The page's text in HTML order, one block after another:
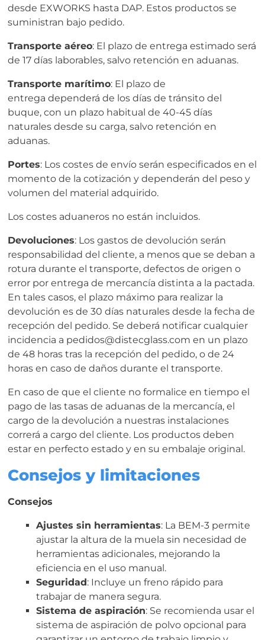
desde EXWORKS hasta DAP. Estos productos se
suministran bajo pedido.
Transporte aéreo: El plazo de entrega estimado será
de 17 días laborables, salvo retención en aduanas.
Transporte marítimo: El plazo de
entrega dependerá de los días de tránsito del
buque, con un plazo habitual de 40-45 días
naturales desde su carga, salvo retención en
aduanas.
Portes: Los costes de envío serán especificados en el
momento de la cotización y dependerán del peso y
volumen del material adquirido.
Los costes aduaneros no están incluidos.
Devoluciones: Los gastos de devolución serán
responsabilidad del cliente, a menos que se deban a
rotura durante el transporte, defectos de origen o
error por entrega de mercancía distinta a la pactada.
En tales casos, el plazo máximo para realizar la
devolución es de 30 días naturales desde la fecha de
recepción del pedido. Se deberá notificar cualquier
incidencia a pedidos@distecglass.com en un plazo
de 48 horas tras la recepción del pedido, o de 24
horas en caso de daños durante el transporte.
En caso de que el cliente no formalice en tiempo el
pago de las tasas de aduanas de la mercancía, el
cargo de la devolución a nuestras instalaciones
correrá a cargo del cliente. Los productos deben
estar en perfecto estado y en su embalaje original.
Consejos y limitaciones
Consejos
Ajustes sin herramientas: La BEM-3 permite
ajustar la altura de la muela sin necesidad de
herramientas adicionales, mejorando la
eficiencia en el uso manual.
Seguridad: Incluye un freno rápido para
trabajar de manera segura.
Sistema de aspiración: Se recomienda usar el
sistema de aspiración de polvo opcional para